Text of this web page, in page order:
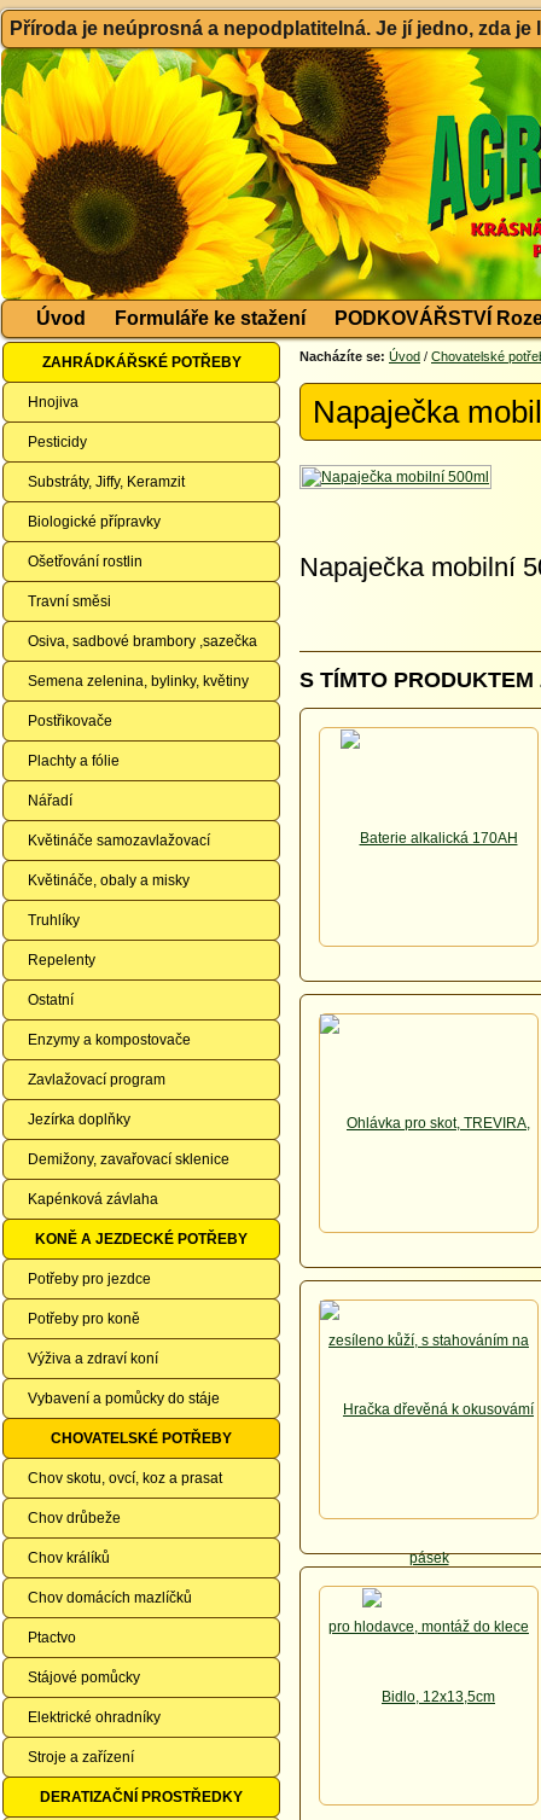
Příroda je neúprosná a nepodplatitelná. Je jí jedno, zda
Úvod Formuláře ke stažení PODKOVÁŘSTVÍ
ZAHRÁDKÁŘSKÉ POTŘEBY
Hnojiva
Pesticidy
Substráty, Jiffy, Keramzit
Biologické přípravky
Ošetřování rostlin
Travní směsi
Osiva, sadbové brambory ,sazečka
Semena zelenina, bylinky, květiny
Postřikovače
Plachty a fólie
Nářadí
Květináče samozavlažovací
Květináče, obaly a misky
Truhlíky
Repelenty
Ostatní
Enzymy a kompostovače
Zavlažovací program
Jezírka doplňky
Demižony, zavařovací sklenice
Kapénková závlaha
KONĚ A JEZDECKÉ POTŘEBY
Potřeby pro jezdce
Potřeby pro koně
Výživa a zdraví koní
Vybavení a pomůcky do stáje
CHOVATELSKÉ POTŘEBY
Chov skotu, ovcí, koz a prasat
Chov drůbeže
Chov králíků
Chov domácích mazlíčků
Ptactvo
Stájové pomůcky
Elektrické ohradníky
Stroje a zařízení
DERATIZAČNÍ PROSTŘEDKY
Nacházíte se: Úvod / Chovatelské
Napaječka
Napaječka mobilní
S TÍMTO